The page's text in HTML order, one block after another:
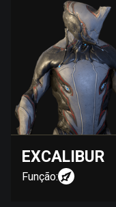
EXCALIBUR
Função: